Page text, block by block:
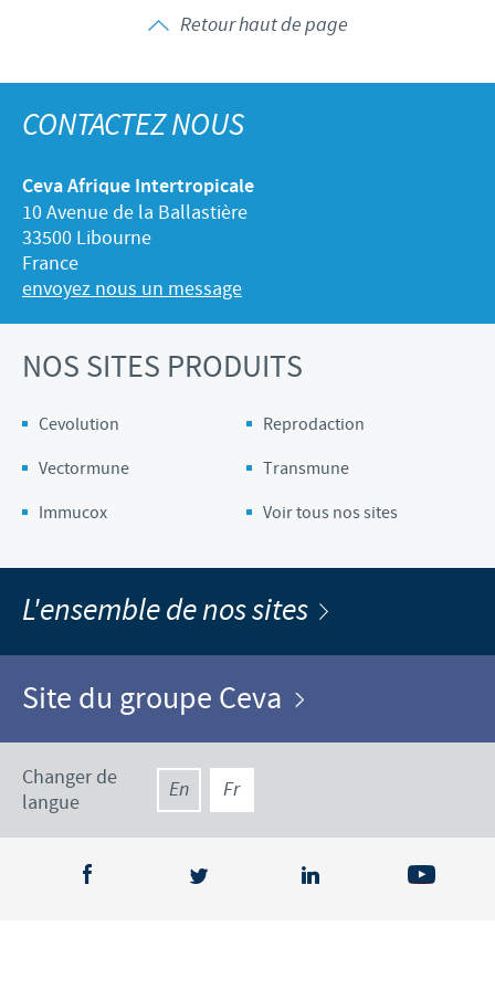
Avantages du poussin Ceva Inside
Vaccins couvoirs
Importance de la responsabilité
Business et partenariat scientifique
CONTACTEZ-NOUS
Retour haut de page
CONTACTEZ NOUS
Ceva Afrique Intertropicale
10 Avenue de la Ballastière
33500 Libourne
France
envoyez nous un message
NOS SITES PRODUITS
Cevolution
Reprodaction
Vectormune
Transmune
Immucox
Voir tous nos sites
L'ensemble de nos sites
Site du groupe Ceva
Changer de
langue
En Fr